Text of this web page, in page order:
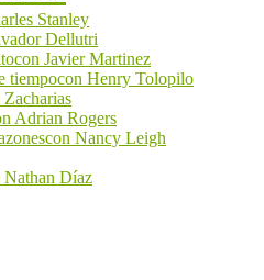
Stanley
Dellutri
con Javier Martinez
tiempocon Henry Tolopilo
Adrian Rogers
con Nancy Leigh
Nathan Díaz